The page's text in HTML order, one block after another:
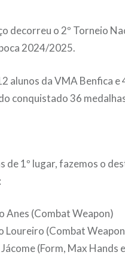
decorreu o 2º Torneio
2024/2025.
alunos da VMA Benfica e
conquistado 36
de 1º lugar, fazemos o
Anes (Combat Weapon)
Loureiro (Combat
(Form, Max Hands